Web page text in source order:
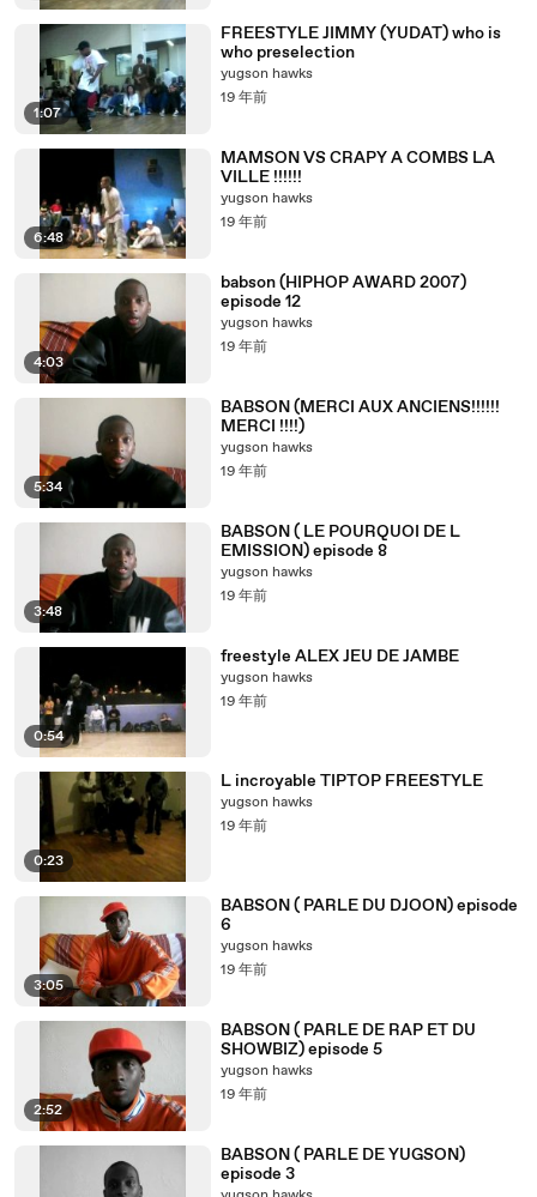
1:07
FREESTYLE JIMMY (YUDAT) who is
who preselection
yugson hawks
19 年前
6:48
MAMSON VS CRAPY A COMBS LA
VILLE !!!!!!
yugson hawks
19 年前
4:03
babson (HIPHOP AWARD 2007)
episode 12
yugson hawks
19 年前
5:34
BABSON (MERCI AUX ANCIENS!!!!!!
MERCI !!!!)
yugson hawks
19 年前
3:48
BABSON ( LE POURQUOI DE L
EMISSION) episode 8
yugson hawks
19 年前
0:54
freestyle ALEX JEU DE JAMBE
yugson hawks
19 年前
0:23
L incroyable TIPTOP FREESTYLE
yugson hawks
19 年前
3:05
BABSON ( PARLE DU DJOON) episode
6
yugson hawks
19 年前
2:52
BABSON ( PARLE DE RAP ET DU
SHOWBIZ) episode 5
yugson hawks
19 年前
BABSON ( PARLE DE YUGSON)
episode 3